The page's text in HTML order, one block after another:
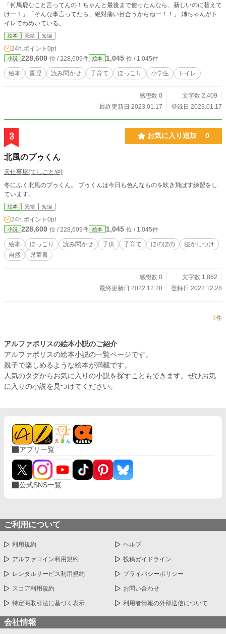
「何馬鹿なこと言ってんの！ちゃんと最後まで使ったんなら、新しいのに替えて
けー！」「そんな事言ってたら、絶対痛い目合うからねー！！」 姉ちゃんがト
イレでわめいている。
絵本 完結 短編
24h.ポイント 0pt
小説 228,609 位 / 228,609件 絵本 1,045 位 / 1,045件
絵本 園児 読み聞かせ 子育て ほっこり 小学生 トイレ
感想数 0
文字数 2,409
最終更新日 2023.01.17
登録日 2023.01.17
3 お気に入り追加 0
北風のプゥくん
天仕事屋(てしごとや)
冬にふく北風のプゥくん。 プゥくんは今日も色んなものを吹き飛ばす練習をし
ています。
絵本 完結 短編
24h.ポイント 0pt
小説 228,609 位 / 228,609件 絵本 1,045 位 / 1,045件
絵本 ほっこり 読み聞かせ 子供 子育て ほのぼの
寝かしつけ
自然
児童書
感想数 0
文字数 1,862
最終更新日 2022.12.28
登録日 2022.12.28
3件
アルファポリスの絵本小説のご紹介
アルファポリスの絵本小説の一覧ページです。
親子で楽しめるような絵本が満載です。
人気のタグからお気に入りの小説を探すこともできます。ぜひお気
に入りの小説を見つけてください。
アプリ一覧
公式SNS一覧
ご利用について
利用規約 ヘルプ
アルファコイン利用規約 投稿ガイドライン
レンタルサービス利用規約 プライバシーポリシー
スコア利用規約 お問い合わせ
特定商取引法に基づく表示 利用者情報の外部送信について
会社情報